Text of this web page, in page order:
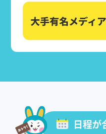
日程が